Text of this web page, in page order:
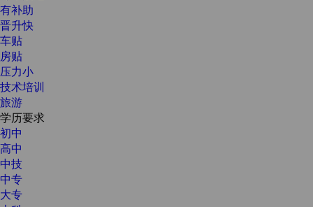
有补助
晋升快
车贴
房贴
压力小
技术培训
旅游
学历要求
初中
高中
中技
中专
大专